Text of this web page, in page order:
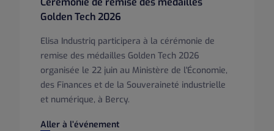
Golden Tech 2026
Elisa Industriq participera à la cérémonie de
remise des médailles Golden Tech 2026
organisée le 22 juin au Ministère de l'Économie,
des Finances et de la Souveraineté industrielle
et numérique, à Bercy.
Aller à l’événement
Cérémonie de remise des médailles Golden Tech 2026